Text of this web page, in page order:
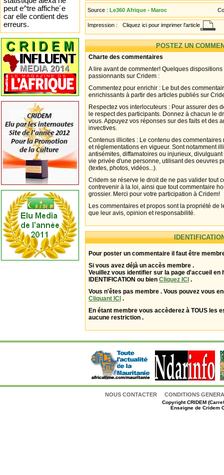
Source : Le360 Afrique - Maroc
Impression : Cliquez ici pour imprimer l'article
POSTEZ UN
Charte des commentaires
A lire avant de commenter! Quelques
passionnants sur Cridem :
Commentez pour enrichir : Le but des
enrichissants à partir des articles publiés sur
Respectez vos interlocuteurs : Pour assurer des
le respect des participants. Donnez à chacun le
vous. Appuyez vos réponses sur des faits et des
invectives.
Contenus illicites : Le contenu des
et réglementations en vigueur. Sont notamment
antisémites, diffamatoires ou injurieux,
vie privée d'une personne, utilisant des oeuvres
(textes, photos, vidéos...).
Cridem se réserve le droit de ne pas valider tout
contrevenir à la loi, ainsi que tout commentaire
grossier. Merci pour votre participation à Cridem!
Les commentaires et propos sont la propriété de
que leur avis, opinion et responsabilité.
Pour poster un commentaire il faut être
Si vous avez déjà un accès membre .
Veuillez vous identifier sur la page d'accueil en
IDENTIFICATION ou bien Cliquez ICI .
Vous n'êtes pas membre . Vous pouvez vous
Cliquant ICI .
En étant membre vous accèderez à TOUS les
aucune restriction .
NOUS CONTACTER CONDITIONS
CopyrightCRIDEM
Enseigne de Cridem